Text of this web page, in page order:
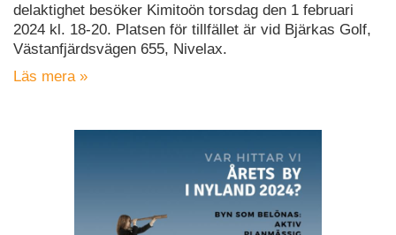
delaktighet besöker Kimitoön torsdag den 1 februari
2024 kl. 18-20. Platsen för tillfället är vid Bjärkas Golf,
Västanfjärdsvägen 655, Nivelax.
Läs mera »